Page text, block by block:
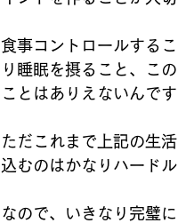
食事コントロールする
り睡眠を摂ること、こ
ことはありえないんです
ただこれまで上記の生
込むのはかなりハードル
なので、いきなり完璧